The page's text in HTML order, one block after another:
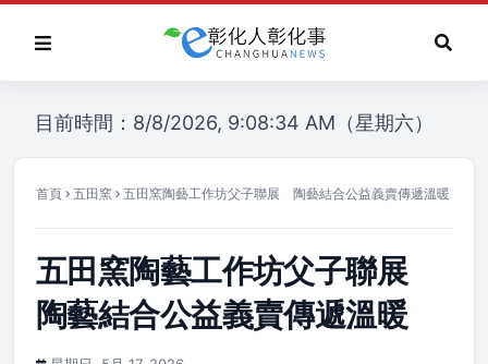
目前時間：8/8/2026, 9:08:34 AM（星期六）
首頁 五田窯 五田窯陶藝工作坊父子聯展 陶藝結合公益義賣傳遞溫暖
五田窯陶藝工作坊父子聯展
陶藝結合公益義賣傳遞溫暖